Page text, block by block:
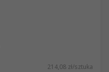
214,08 zł/sztuka